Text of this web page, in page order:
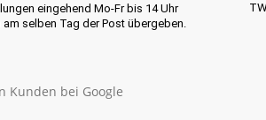
eingehend Mo-Fr bis 14 Uhr
am selben Tag der Post übergeben.
Kunden bei Google